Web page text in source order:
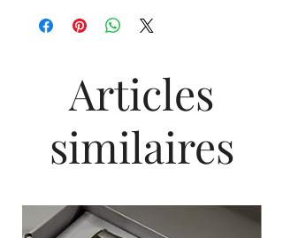
Articles
similaires